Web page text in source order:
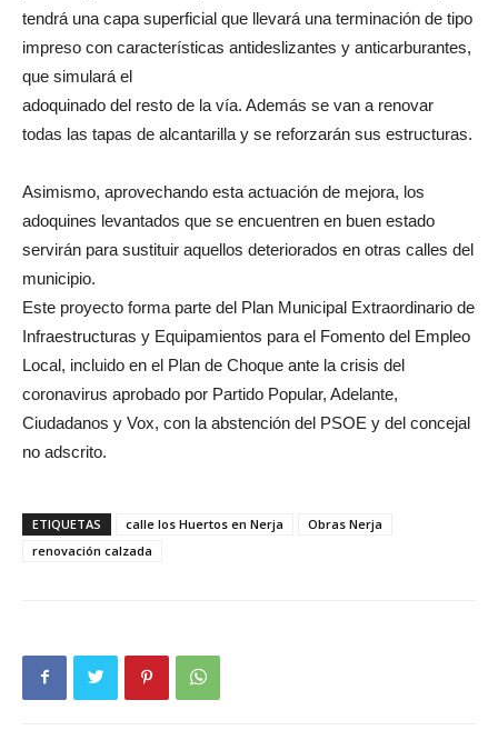
tendrá una capa superficial que llevará una terminación de tipo
impreso con características antideslizantes y anticarburantes,
que simulará el
adoquinado del resto de la vía. Además se van a renovar
todas las tapas de alcantarilla y se reforzarán sus estructuras.
Asimismo, aprovechando esta actuación de mejora, los
adoquines levantados que se encuentren en buen estado
servirán para sustituir aquellos deteriorados en otras calles del
municipio.
Este proyecto forma parte del Plan Municipal Extraordinario de
Infraestructuras y Equipamientos para el Fomento del Empleo
Local, incluido en el Plan de Choque ante la crisis del
coronavirus aprobado por Partido Popular, Adelante,
Ciudadanos y Vox, con la abstención del PSOE y del concejal
no adscrito.
ETIQUETAS calle los Huertos en Nerja
Obras Nerja
renovación calzada